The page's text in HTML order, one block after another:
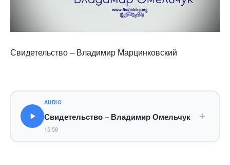
Свидетельство – Владимир Марцинковский
AUDIO
Свидетельство – Владимир Омельчук
15:58